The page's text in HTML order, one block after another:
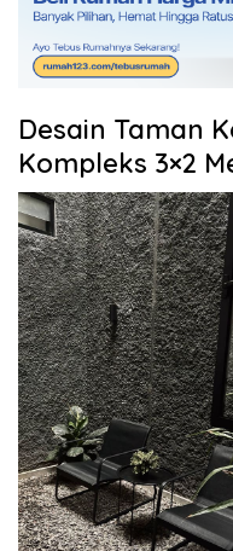
Desain Taman
Kompleks 3×2